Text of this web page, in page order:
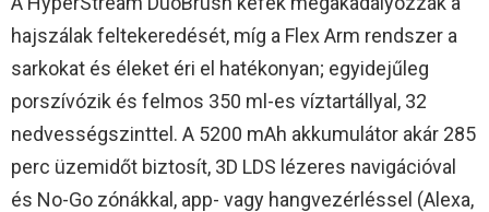
hajszálak feltekeredését, míg a Flex Arm rendszer a
sarkokat és éleket éri el hatékonyan; egyidejűleg
porszívózik és felmos 350 ml-es víztartállyal, 32
nedvességszinttel. A 5200 mAh akkumulátor akár 285
perc üzemidőt biztosít, 3D LDS lézeres navigációval
és No-Go zónákkal, app- vagy hangvezérléssel (Alexa,